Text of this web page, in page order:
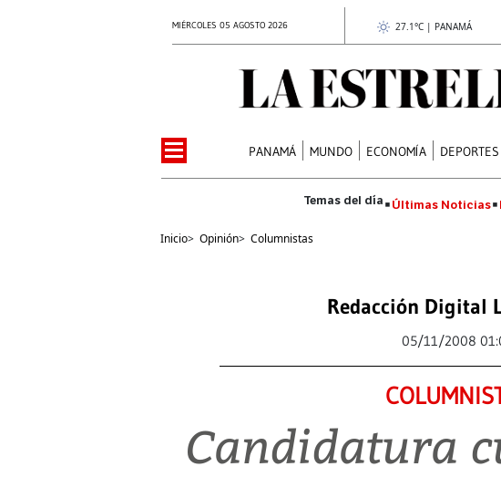
MIÉRCOLES 05 AGOSTO 2026 27.1°C | PANAMÁ
PANAMÁ MUNDO ECONOMÍA DEPORTES
Últimas Noticias
Inicio> Opinión> Columnistas
Redacción Digital
05/11/2008
Candidatura